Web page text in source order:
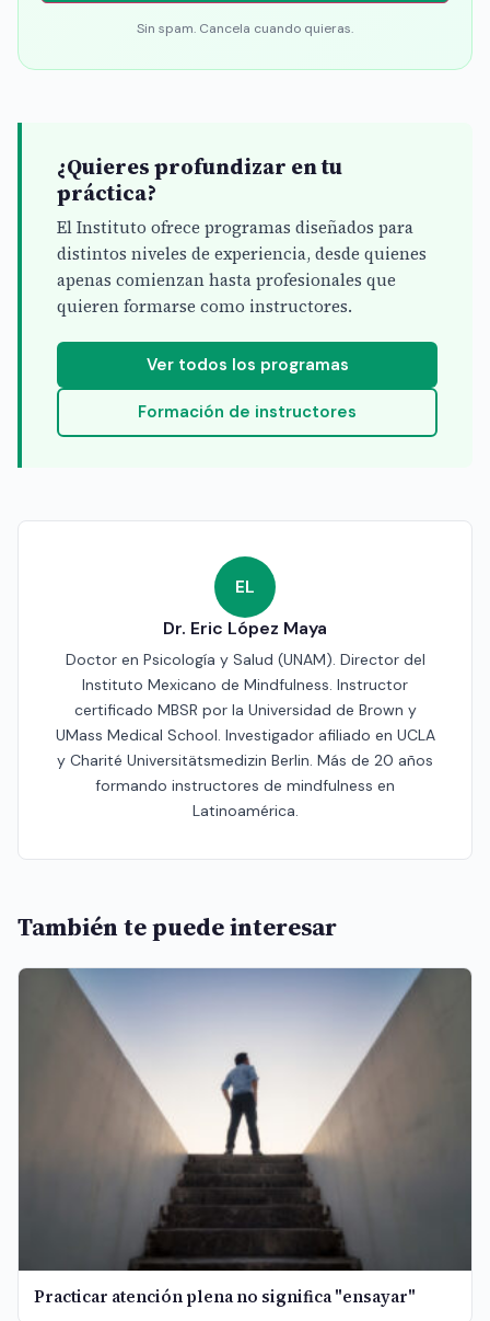
Sin spam. Cancela cuando quieras.
¿Quieres profundizar en tu
práctica?
El Instituto ofrece programas diseñados para
distintos niveles de experiencia, desde quienes
apenas comienzan hasta profesionales que
quieren formarse como instructores.
Ver todos los programas
Formación de instructores
EL
Dr. Eric López Maya
Doctor en Psicología y Salud (UNAM). Director del
Instituto Mexicano de Mindfulness. Instructor
certificado MBSR por la Universidad de Brown y
UMass Medical School. Investigador afiliado en UCLA
y Charité Universitätsmedizin Berlin. Más de 20 años
formando instructores de mindfulness en
Latinoamérica.
También te puede interesar
Practicar atención plena no significa "ensayar"